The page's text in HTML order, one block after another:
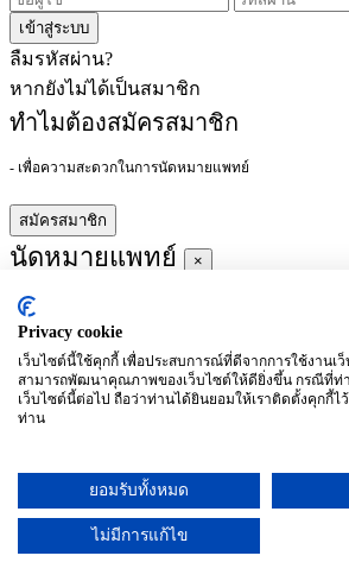
เข้าสู่ระบบ
ลืมรหัสผ่าน?
หากยังไม่ได้เป็นสมาชิก
ทำไมต้องสมัครสมาชิก
- เพื่อความสะดวกในการนัดหมายแพทย์
สมัครสมาชิก
นัดหมายแพทย์ ×
ผู้ชำนาญการ
ประจำ :
อาทิตย์
จันทร์
(27/09)
อังคาร
(28/09)
พุธ
พฤหั
Privacy cookie
เว็บไซต์นี้ใช้คุกกี้ เพื่อประสบการณ์ที่ดีจากการใช้งานเ
สามารถพัฒนาคุณภาพของเว็บไซต์ให้ดียิ่งขึ้น กรณีที่ท่า
เว็บไซต์นี้ต่อไป ถือว่าท่านได้ยินยอมให้เราติดตั้งคุกกี้ไ
ท่าน
ยอมรับทั้งหมด
ไม่มีการแก้ไข